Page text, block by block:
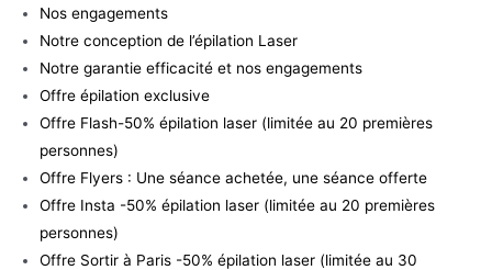
Nos engagements
Notre conception de l’épilation Laser
Notre garantie efficacité et nos engagements
Offre épilation exclusive
Offre Flash-50% épilation laser (limitée au 20 premières
personnes)
Offre Flyers : Une séance achetée, une séance offerte
Offre Insta -50% épilation laser (limitée au 20 premières
personnes)
Offre Sortir à Paris -50% épilation laser (limitée au 30